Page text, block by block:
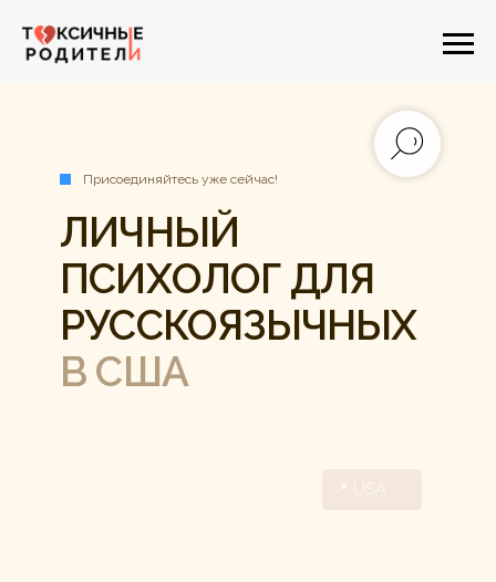
Присоединяйтесь уже сейчас!
ЛИЧНЫЙ
ПСИХОЛОГ ДЛЯ
РУССКОЯЗЫЧНЫХ
В США